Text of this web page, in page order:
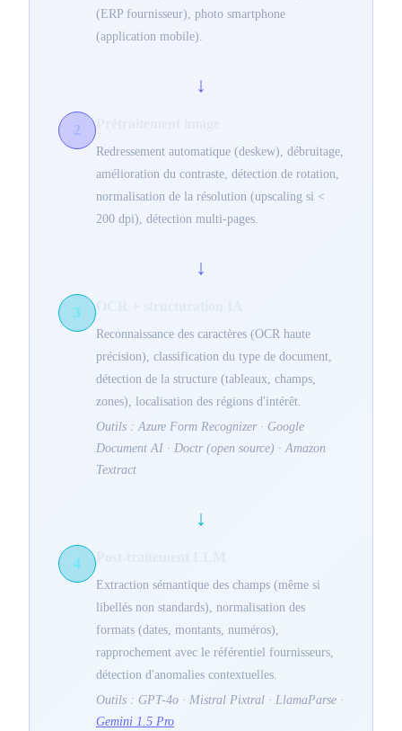
(ERP fournisseur), photo smartphone
(application mobile).
↓
2
Redressement automatique (deskew), débruitage,
amélioration du contraste, détection de rotation,
normalisation de la résolution (upscaling si <
200 dpi), détection multi-pages.
↓
3
Reconnaissance des caractères (OCR haute
précision), classification du type de document,
détection de la structure (tableaux, champs,
zones), localisation des régions d'intérêt.
Outils : Azure Form Recognizer · Google
Document AI · Doctr (open source) · Amazon
Textract
↓
4
Extraction sémantique des champs (même si
libellés non standards), normalisation des
formats (dates, montants, numéros),
rapprochement avec le référentiel fournisseurs,
détection d'anomalies contextuelles.
Outils : GPT-4o · Mistral Pixtral · LlamaParse ·
Gemini 1.5 Pro